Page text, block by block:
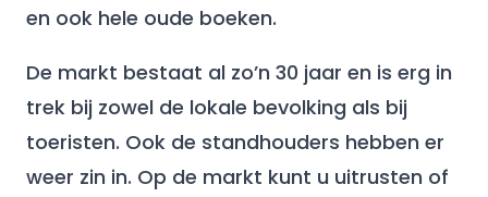
en ook hele oude boeken.
De markt bestaat al zo’n 30 jaar en is erg in
trek bij zowel de lokale bevolking als bij
toeristen. Ook de standhouders hebben er
weer zin in. Op de markt kunt u uitrusten of